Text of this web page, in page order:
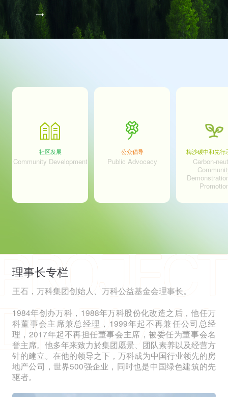
社区发展
Community Development
公众倡导
Public Advocacy
梅沙碳中和先行
Carbon-
理事长专栏
王石，万科集团创始人、万科公益基金会理事长。
1984年创办万科，1988年万科股份化改造之后，他任万
科董事会主席兼总经理，1999年起不再兼任公司总经
理，2017年起不再担任董事会主席，被委任为董事会名
誉主席。他多年来致力於集团愿景、团队素养以及经营方
针的建立。在他的领导之下，万科成为中国行业领先的房
地产公司，世界500强企业，同时也是中国绿色建筑的先
驱者。